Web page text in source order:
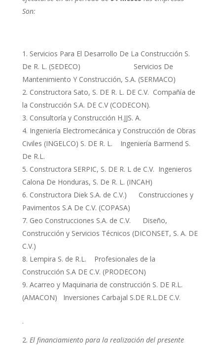
Son:
Servicios Para El Desarrollo De La Construcción S.
De R. L. (SEDECO) Servicios De
Mantenimiento Y Construcción, S.A. (SERMACO)
Constructora Sato, S. DE R. L. DE C.V. Compañía de
la Construcción S.A. DE C.V (CODECON).
Consultoría y Construcción H.JJS. A.
Ingeniería Electromecánica y Construcción de Obras
Civiles (INGELCO) S. DE R. L. Ingeniería Barmend S.
De R.L.
Constructora SERPIC, S. DE R. L de C.V. Ingenieros
Calona De Honduras, S. De R. L. (INCAH)
Constructora Diek S.A. de C.V.) Construcciones y
Pavimentos S.A De C.V. (COPASA)
Geo Construcciones S.A. de C.V. Diseño,
Construcción y Servicios Técnicos (DICONSET, S. A. DE
C.V.)
Lempira S. de R.L. Profesionales de la
Construcción S.A DE C.V. (PRODECON)
Acarreo y Maquinaria de construcción S. DE R.L.
(AMACON) Inversiones Carbajal S.DE R.L.DE C.V.
.
El financiamiento para la realización del presente